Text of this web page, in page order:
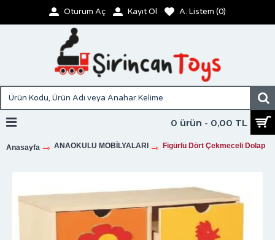
Oturum Aç Kayıt Ol A. Listem (0)
0 ürün - 0,00 TL
Anasayfa ANAOKULU MOBİLYALARI Figürlü Dört Çekmeceli Dolap